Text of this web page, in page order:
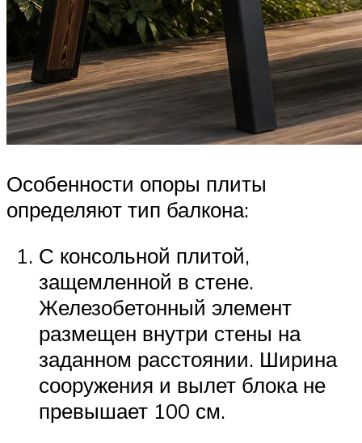
Особенности опоры плиты
определяют тип балкона:
С консольной плитой,
защемленной в стене.
Железобетонный элемент
размещен внутри стены на
заданном расстоянии. Ширина
сооружения и вылет блока не
превышает 100 см.